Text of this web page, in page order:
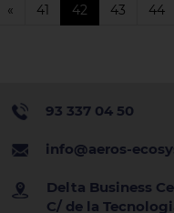
« 41 42 43 44
93 337 04 50
info@aeros-
Delta Business
C/ de la